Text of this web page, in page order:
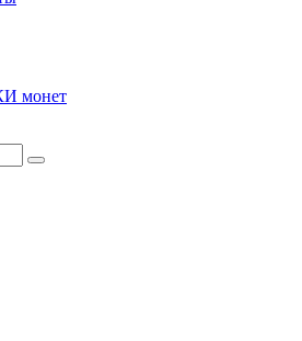
монет